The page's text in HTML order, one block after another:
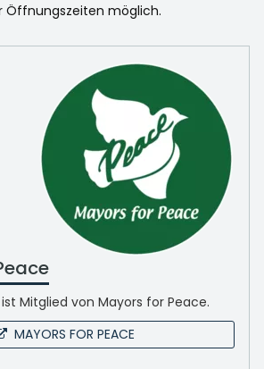
Öffnungszeiten möglich.
Mitglied von Mayors for Peace.
MAYORS FOR PEACE